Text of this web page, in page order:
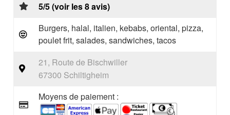
5/5 (voir les 8 avis)
Burgers, halal, italien, kebabs, oriental, pizza,
poulet frit, salades, sandwiches, tacos
21, Route de Bischwiller
67300 Schiltigheim
Moyens de paiement :